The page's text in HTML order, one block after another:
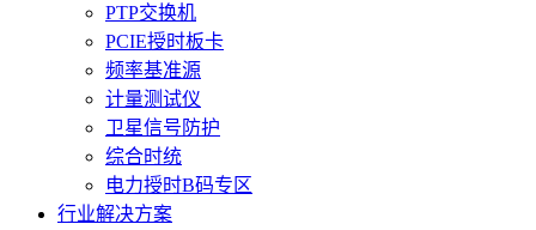
PTP交换机
PCIE授时板卡
频率基准源
计量测试仪
卫星信号防护
综合时统
电力授时B码专区
行业解决方案